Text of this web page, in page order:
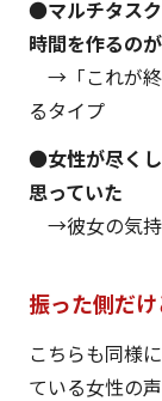
●マルチタス
時間を作るの
→「これが終
るタイプ
●女性が尽く
思っていた
→彼女の気持
振った側だ
こちらも同様
ている女性の